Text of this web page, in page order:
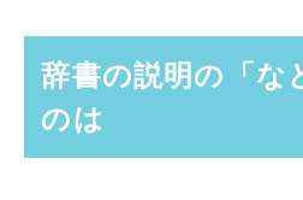
辞書の説明の「な
のは